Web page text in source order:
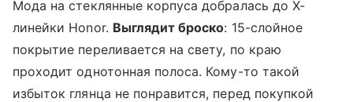
Мода на стеклянные корпуса добралась до X-
линейки Honor. Выглядит броско: 15-слойное
покрытие переливается на свету, по краю
проходит однотонная полоса. Кому-то такой
избыток глянца не понравится, перед покупкой